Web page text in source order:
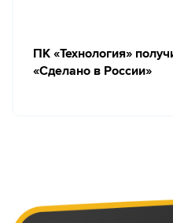
ПК «Технология»
«Сделано в России»